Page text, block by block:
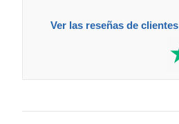
Ver las reseñas de clientes